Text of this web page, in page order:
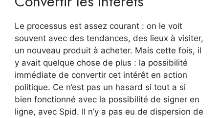
Le processus est assez courant : on le voit
souvent avec des tendances, des lieux à visiter,
un nouveau produit à acheter. Mais cette fois, il
y avait quelque chose de plus : la possibilité
immédiate de convertir cet intérêt en action
politique. Ce n’est pas un hasard si tout a si
bien fonctionné avec la possibilité de signer en
ligne, avec Spid. Il n’y a pas eu de dispersion de